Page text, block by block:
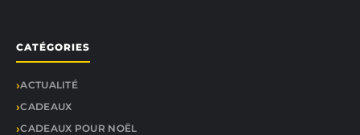
CATÉGORIES
ACTUALITÉ
CADEAUX
CADEAUX POUR NOËL